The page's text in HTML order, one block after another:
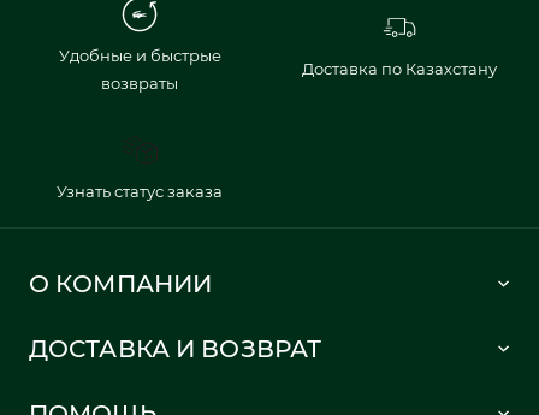
Удобные и быстрые
возвраты
Доставка по Казахстану
Узнать статус заказа
О КОМПАНИИ
Политика в отношении обработки персональных данных
ДОСТАВКА И ВОЗВРАТ